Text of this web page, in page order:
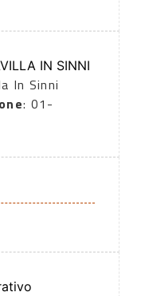
IN SINNI
In Sinni
: 01-